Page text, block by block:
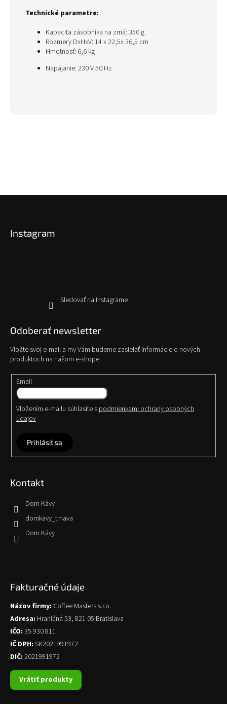
Technické parametre:
Kapacita zásobníka na zrná: 350 g
Rozmery DxHxV: 14 x 22,5x 36,5 cm
Hmotnosť: 6,6 kg
Napájanie: 230 V 50 Hz
Instagram
Sledovať na Instagrame
Odoberať newsletter
Vložte svoj e-mail a my Vám budeme zasielať informácie o nových
produktoch na našom e-shope.
Email
Vložením e-mailu súhlasíte s podmienkami ochrany osobných
údajov
Prihlásiť sa
Kontakt
Dom Kávy
domkavy_trnava
Dom Kávy
Fakturačné údaje
Názov firmy: Coffee Masters s.r.o.
Adresa: Hraničná 53, 821 05 Bratislava
IČO: 35 930 811
IČ DPH: SK2021991972
DIČ: 2021991972
Vrátiť produkty